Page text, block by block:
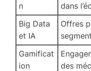
n
dans
Big Data
et IA
Offres
Gamificat
ion
des